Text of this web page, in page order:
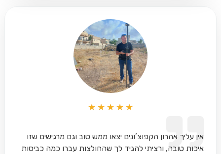
★
★
★
★
★
אין עליך אהרון הקפוצ’ונים יצאו ממש טוב וגם מרגישים שזו
איכות טובה, ורציתי להגיד לך שהחולצות עברו כמה כביסות